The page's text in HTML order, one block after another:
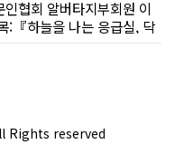
지 않는다. 부당한 상황을
도 비자에 치명적인 문제가
투하는 이들이 부당하게 착
않고 스스로를 지키기 위해
야 할 현실적인 대처법을
인협회 알버타지부회원 이
:『하늘을 나는 응급실, 닥
들려오는 거친 헬기 소리가
군가가 무사히 살아났구
도의 소리로 바뀌는 마법
Rights reserved